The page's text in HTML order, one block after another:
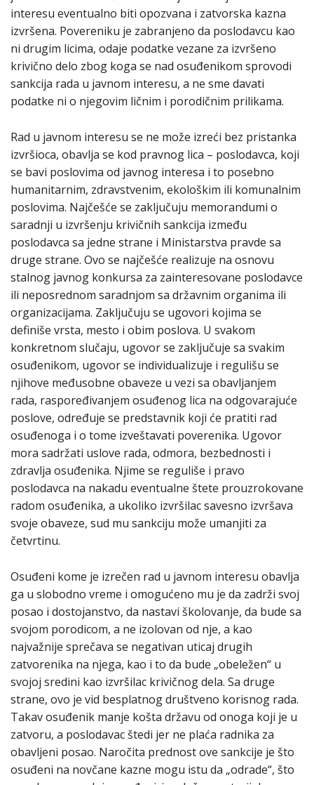
interesu eventualno biti opozvana i zatvorska kazna
izvršena. Povereniku je zabranjeno da poslodavcu kao
ni drugim licima, odaje podatke vezane za izvršeno
krivično delo zbog koga se nad osuđenikom sprovodi
sankcija rada u javnom interesu, a ne sme davati
podatke ni o njegovim ličnim i porodičnim prilikama.
Rad u javnom interesu se ne može izreći bez pristanka
izvršioca, obavlja se kod pravnog lica – poslodavca, koji
se bavi poslovima od javnog interesa i to posebno
humanitarnim, zdravstvenim, ekološkim ili komunalnim
poslovima. Najčešće se zaključuju memorandumi o
saradnji u izvršenju krivičnih sankcija između
poslodavca sa jedne strane i Ministarstva pravde sa
druge strane. Ovo se najčešće realizuje na osnovu
stalnog javnog konkursa za zainteresovane poslodavce
ili neposrednom saradnjom sa državnim organima ili
organizacijama. Zaključuju se ugovori kojima se
definiše vrsta, mesto i obim poslova. U svakom
konkretnom slučaju, ugovor se zaključuje sa svakim
osuđenikom, ugovor se individualizuje i regulišu se
njihove međusobne obaveze u vezi sa obavljanjem
rada, raspoređivanjem osuđenog lica na odgovarajuće
poslove, određuje se predstavnik koji će pratiti rad
osuđenoga i o tome izveštavati poverenika. Ugovor
mora sadržati uslove rada, odmora, bezbednosti i
zdravlja osuđenika. Njime se reguliše i pravo
poslodavca na nakadu eventualne štete prouzrokovane
radom osuđenika, a ukoliko izvršilac savesno izvršava
svoje obaveze, sud mu sankciju može umanjiti za
četvrtinu.
Osuđeni kome je izrečen rad u javnom interesu obavlja
ga u slobodno vreme i omogućeno mu je da zadrži svoj
posao i dostojanstvo, da nastavi školovanje, da bude sa
svojom porodicom, a ne izolovan od nje, a kao
najvažnije sprečava se negativan uticaj drugih
zatvorenika na njega, kao i to da bude „obeležen“ u
svojoj sredini kao izvršilac krivičnog dela. Sa druge
strane, ovo je vid besplatnog društveno korisnog rada.
Takav osuđenik manje košta državu od onoga koji je u
zatvoru, a poslodavac štedi jer ne plaća radnika za
obavljeni posao. Naročita prednost ove sankcije je što
osuđeni na novčane kazne mogu istu da „odrade“, što